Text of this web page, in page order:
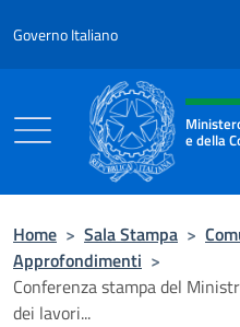
Governo Italiano
Intestazione
e della
Home > Sala Stampa >
Approfondimenti >
Conferenza stampa del
dei lavori...